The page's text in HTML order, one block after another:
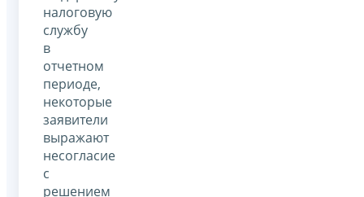
налоговую
службу
в
отчетном
периоде,
некоторые
заявители
выражают
несогласие
с
решением